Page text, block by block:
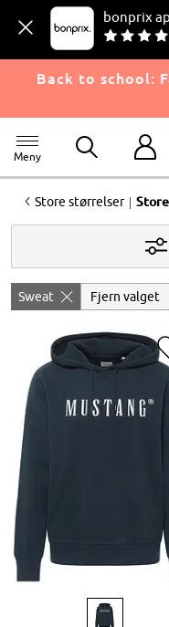
bonprix
Back to school:
Meny
<Store størrelser |
Sweat Fjern valget